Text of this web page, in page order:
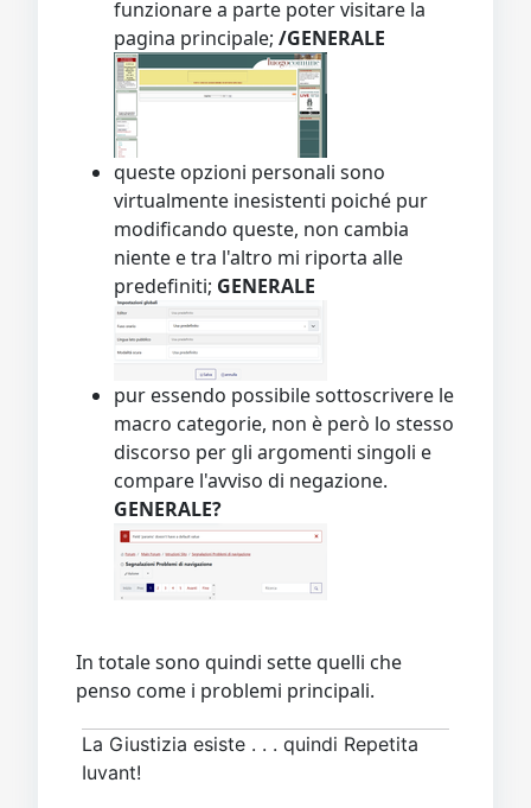
funzionare a parte poter visitare la
pagina principale; /GENERALE
queste opzioni personali sono
virtualmente inesistenti poiché pur
modificando queste, non cambia
niente e tra l'altro mi riporta alle
predefiniti; GENERALE
pur essendo possibile sottoscrivere le
macro categorie, non è però lo stesso
discorso per gli argomenti singoli e
compare l'avviso di negazione.
GENERALE?
In totale sono quindi sette quelli che
penso come i problemi principali.
La Giustizia esiste . . . quindi Repetita
Iuvant!